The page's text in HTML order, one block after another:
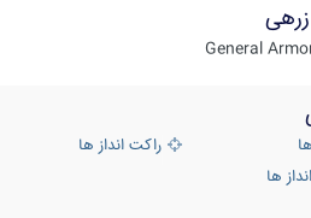
General
راکت انداز ها
ها